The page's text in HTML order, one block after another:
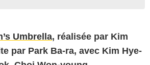
Umbrella, réalisée par Kim
par Park Ba-ra, avec Kim Hye-